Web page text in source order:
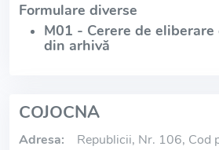
Formulare diverse
M01 - Cerere de
din arhivă
COJOCNA
Adresa:
Republicii, Nr. 106, Cod